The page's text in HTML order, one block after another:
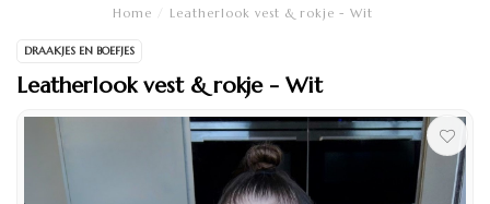
Home Leatherlook vest & rokje - Wit
DRAAKJES EN BOEFJES
Leatherlook vest & rokje - Wit